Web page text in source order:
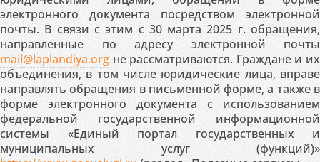
электронного документа посредством электронной
почты. В связи с этим с 30 марта 2025 г. обращения,
направленные по адресу электронной почты
mail@laplandiya.org не рассматриваются. Граждане и их
объединения, в том числе юридические лица, вправе
направлять обращения в письменной форме, а также в
форме электронного документа с использованием
федеральной государственной информационной
системы «Единый портал государственных и
муниципальных услуг (функций)»